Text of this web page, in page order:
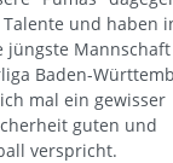
und haben
jüngste
Baden-
mal ein gewisser
guten und
verspricht.